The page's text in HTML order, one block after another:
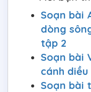
Soạn bài
dòng
tập 2
Soạn bài
cánh diều
Soạn bài